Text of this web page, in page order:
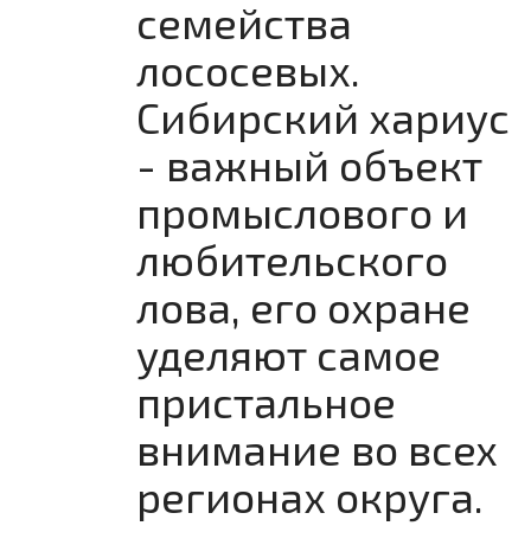
семейства
лососевых.
Сибирский хариус
- важный объект
промыслового и
любительского
лова, его охране
уделяют самое
пристальное
внимание во всех
регионах округа.